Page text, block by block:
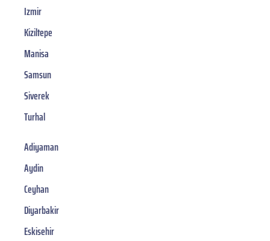
Izmir
Kiziltepe
Manisa
Samsun
Siverek
Turhal
Adiyaman
Aydin
Ceyhan
Diyarbakir
Eskisehir